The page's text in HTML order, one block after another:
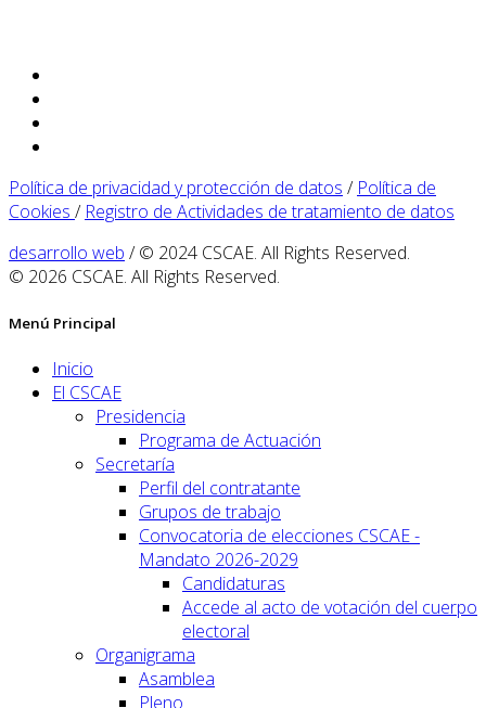
Política de privacidad y protección de datos / Política de
Cookies / Registro de Actividades de tratamiento de datos
desarrollo web / © 2024 CSCAE. All Rights Reserved.
© 2026 CSCAE. All Rights Reserved.
Menú Principal
Inicio
El CSCAE
Presidencia
Programa de Actuación
Secretaría
Perfil del contratante
Grupos de trabajo
Convocatoria de elecciones CSCAE -
Mandato 2026-2029
Candidaturas
Accede al acto de votación del cuerpo
electoral
Organigrama
Asamblea
Pleno